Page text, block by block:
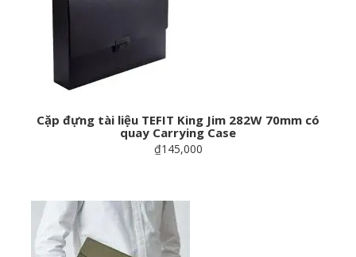
Cặp đựng tài liệu TEFIT King Jim 282W 70mm có
quay Carrying Case
₫145,000